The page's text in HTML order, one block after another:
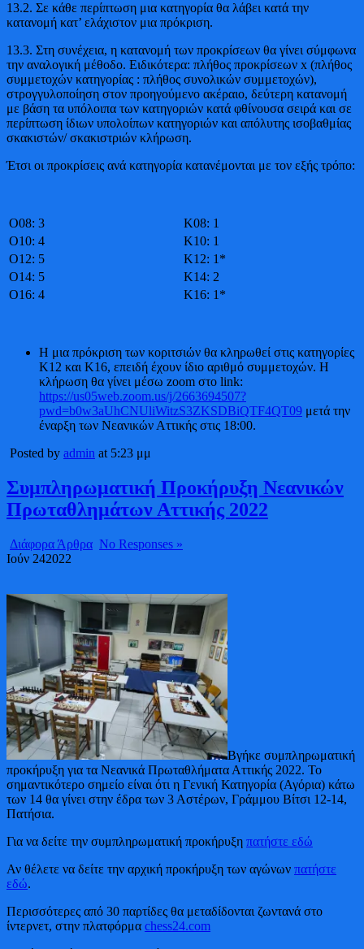
13.2. Σε κάθε περίπτωση μια κατηγορία θα λάβει κατά την
κατανομή κατ’ ελάχιστον μια πρόκριση.
13.3. Στη συνέχεια, η κατανομή των προκρίσεων θα γίνει σύμφωνα
την αναλογική μέθοδο. Ειδικότερα: πλήθος προκρίσεων x (πλήθος
συμμετοχών κατηγορίας : πλήθος συνολικών συμμετοχών),
στρογγυλοποίηση στον προηγούμενο ακέραιο, δεύτερη κατανομή
με βάση τα υπόλοιπα των κατηγοριών κατά φθίνουσα σειρά και σε
περίπτωση ίδιων υπολοίπων κατηγοριών και απόλυτης ισοβαθμίας
σκακιστών/ σκακιστριών κλήρωση.
Έτσι οι προκρίσεις ανά κατηγορία κατανέμονται με τον εξής τρόπο:
O08: 3
K08: 1
O10: 4
K10: 1
O12: 5
K12: 1*
O14: 5
K14: 2
O16: 4
K16: 1*
Η μια πρόκριση των κοριτσιών θα κληρωθεί στις κατηγορίες
Κ12 και Κ16, επειδή έχουν ίδιο αριθμό συμμετοχών. Η
κλήρωση θα γίνει μέσω zoom στο link:
https://us05web.zoom.us/j/2663694507?
pwd=b0w3aUhCNUliWitzS3ZKSDBiQTF4QT09 μετά την
έναρξη των Νεανικών Αττικής στις 18:00.
Posted by admin at 5:23 μμ
Συμπληρωματική Προκήρυξη Νεανικών
Πρωταθλημάτων Αττικής 2022
Διάφορα Άρθρα No Responses »
Ιούν 242022
Βγήκε συμπληρωματική
προκήρυξη για τα Νεανικά Πρωταθλήματα Αττικής 2022. Το
σημαντικότερο σημείο είναι ότι η Γενική Κατηγορία (Αγόρια) κάτω
των 14 θα γίνει στην έδρα των 3 Αστέρων, Γράμμου Βίτσι 12-14,
Πατήσια.
Για να δείτε την συμπληρωματική προκήρυξη πατήστε εδώ
Αν θέλετε να δείτε την αρχική προκήρυξη των αγώνων πατήστε
εδώ.
Περισσότερες από 30 παρτίδες θα μεταδίδονται ζωντανά στο
ίντερνετ, στην πλατφόρμα chess24.com